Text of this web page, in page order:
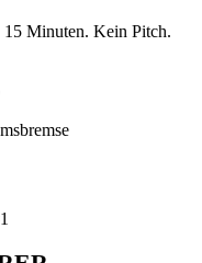
15 Minuten. Kein Pitch.